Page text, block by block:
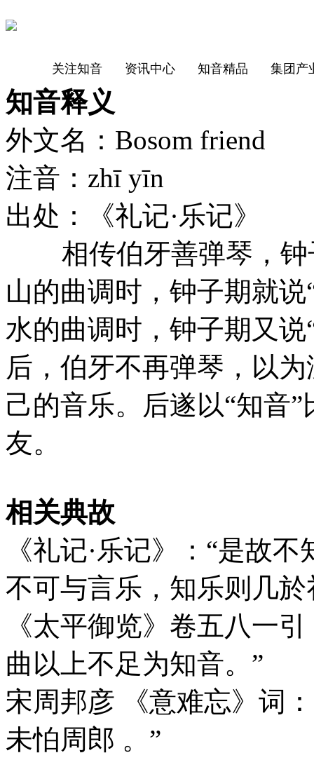
关注知音 资讯中心 知音精品 集团产
知音释义
外文名：Bosom friend
注音：zhī yīn
出处：《礼记·乐记》
相传伯牙善弹琴，钟
山的曲调时，钟子期就
水的曲调时，钟子期又
后，伯牙不再弹琴，以
己的音乐。后遂以“知音
友。
相关典故
《礼记·乐记》：“是故
不可与言乐，知乐则几於
《太平御览》卷五八一
曲以上不足为知音。”
宋周邦彦 《意难忘》词
未怕周郎 。”